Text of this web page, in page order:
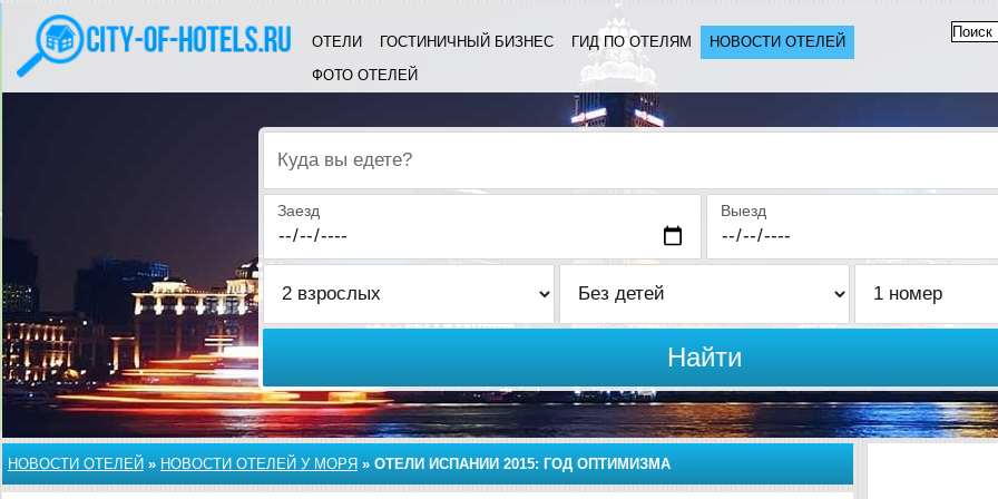
ОТЕЛИ ГОСТИНИЧНЫЙ БИЗНЕС ГИД ПО ОТЕЛЯМ
НОВОСТИ ОТЕЛЕЙ
ФОТО ОТЕЛЕЙ
Куда вы едете?
Заезд Выезд
Найти
НОВОСТИ ОТЕЛЕЙ » НОВОСТИ ОТЕЛЕЙ У МОРЯ » ОТЕЛИ ИСПАНИИ 2015: ГОД ОПТИМИЗМА